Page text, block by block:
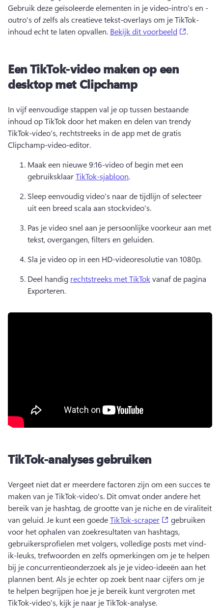
Gebruik deze geïsoleerde elementen in je video-intro's en -
outro's of zelfs als creatieve tekst-overlays om je TikTok-
inhoud echt te laten opvallen. Bekijk dit voorbeeld .
Een TikTok-video maken op een
desktop met Clipchamp
In vijf eenvoudige stappen val je op tussen bestaande
inhoud op TikTok door het maken en delen van trendy
TikTok-video's, rechtstreeks in de app met de gratis
Clipchamp-video-editor.
Maak een nieuwe 9:16-video of begin met een
gebruiksklaar TikTok-sjabloon.
Sleep eenvoudig video's naar de tijdlijn of selecteer
uit een breed scala aan stockvideo's.
Pas je video snel aan je persoonlijke voorkeur aan met
tekst, overgangen, filters en geluiden.
Sla je video op in een HD-videoresolutie van 1080p.
Deel handig rechtstreeks met TikTok vanaf de pagina
Exporteren.
TikTok-analyses gebruiken
Vergeet niet dat er meerdere factoren zijn om een succes te
maken van je TikTok-video's. Dit omvat onder andere het
bereik van je hashtag, de grootte van je niche en de viraliteit
van geluid. Je kunt een goede TikTok-scraper (opens in a
gebruiken
voor het ophalen van zoekresultaten van hashtags,
gebruikersprofielen met volgers, volledige posts met vind-
ik-leuks, trefwoorden en zelfs opmerkingen om je te helpen
bij je concurrentieonderzoek als je je video-ideeën aan het
plannen bent. Als je echter op zoek bent naar cijfers om je
te helpen begrijpen hoe je je bereik kunt vergroten met
TikTok-video's, kijk je naar je TikTok-analyse.